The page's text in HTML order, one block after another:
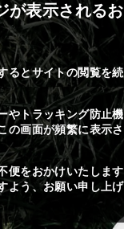
が表示される
るとサイトの閲覧を
やトラッキング防止
の画面が頻繁に表示
便をおかけいたしま
よう、お願い申し上